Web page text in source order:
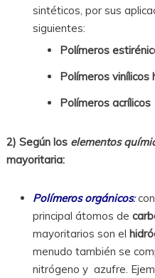
sintéticos, por sus
siguientes:
Polímeros
Polímeros vinílicos
Polímeros acrílicos
2) Según los elementos
mayoritaria:
Polímeros orgánicos:
principal átomos de
mayoritarios son el
menudo también se
nitrógeno y azufre.